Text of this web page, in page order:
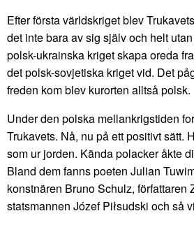
Efter första världskriget blev
det inte bara av sig själv och helt
polsk-ukrainska kriget skapa oreda
det polsk-sovjetiska kriget vid. Det
freden kom blev kurorten alltså polsk.
Under den polska mellankrigstiden
Trukavets. Nå, nu på ett positivt sätt.
som ur jorden. Kända polacker åkte
Bland dem fanns poeten Julian
konstnären Bruno Schulz, författaren
statsmannen Józef Piłsudski och så